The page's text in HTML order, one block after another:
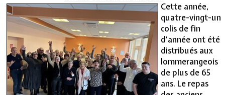
Service administratif
Le Village
La salle communale
Intercommunalité
Plan de situation
Lotissement Hambois
Projet de lotissements
Sodevam Nord-Lorraine
Hambois, rappel historique
Le lotissement Hambois
Cette année,
quatre-vingt-un
colis de fin
d’année ont été
distribués aux
lommerangeois
de plus de 65
ans. Le repas